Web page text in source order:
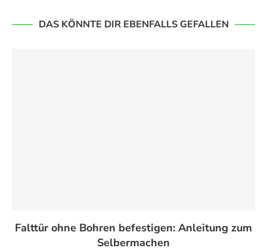
DAS KÖNNTE DIR EBENFALLS GEFALLEN
Falttür ohne Bohren befestigen: Anleitung zum
Selbermachen